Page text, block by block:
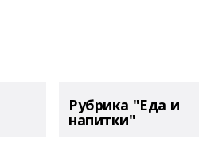
Рубрика "Еда и
напитки"